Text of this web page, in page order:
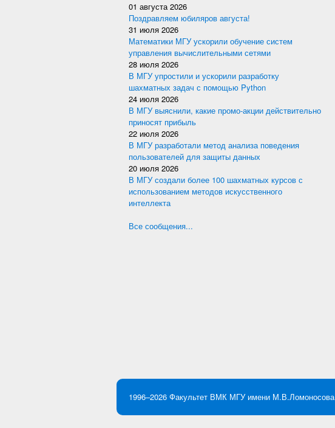
01 августа 2026
Поздравляем юбиляров августа!
31 июля 2026
Математики МГУ ускорили обучение систем
управления вычислительными сетями
28 июля 2026
В МГУ упростили и ускорили разработку
шахматных задач с помощью Python
24 июля 2026
В МГУ выяснили, какие промо-акции действительно
приносят прибыль
22 июля 2026
В МГУ разработали метод анализа поведения
пользователей для защиты данных
20 июля 2026
В МГУ создали более 100 шахматных курсов с
использованием методов искусственного
интеллекта
Все сообщения...
1996–2026 Факультет ВМК МГУ имени М.В.Ломоносова